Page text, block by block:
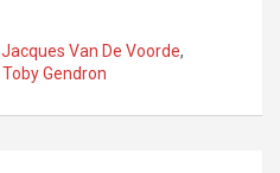
Jacques Van De Voorde,
Toby Gendron